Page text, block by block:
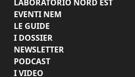
LABORATORIO NORD EST
EVENTI NEM
LE GUIDE
I DOSSIER
NEWSLETTER
PODCAST
I VIDEO